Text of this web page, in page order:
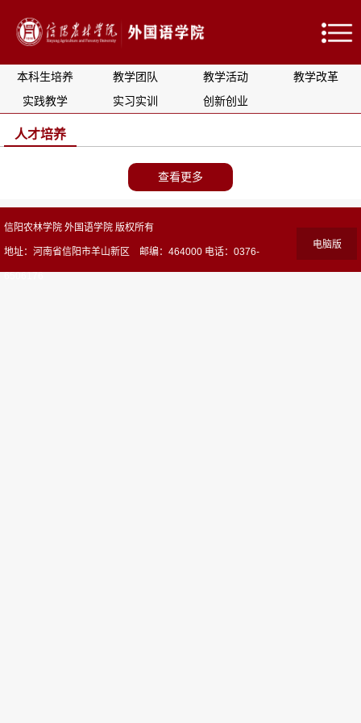
本科生培养 教学团队 教学活动
教学改革
实践教学
实习实训 创新创业
人才培养
查看更多
信阳农林学院 外国语学院 版权所有
地址：河南省信阳市羊山新区 邮编：464000 电话：0376-
电脑版